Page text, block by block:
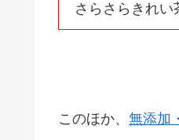
さらさらきれ
このほか、 無添加